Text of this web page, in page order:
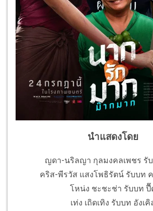
นำแสดงโดย
ญดา-นริลญา กุลมงคลเพชร รั
คริส-พีรวัส แสงโพธิรัตน์ รับบท
โหน่ง ชะชะช่า รับบท ปื๊
เท่ง เถิดเทิง รับบท อังเคิ